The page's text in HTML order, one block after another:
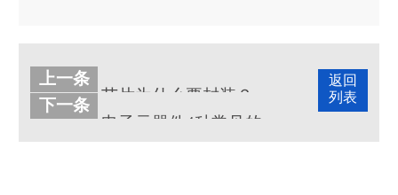
返回
列表
上一条
下一条